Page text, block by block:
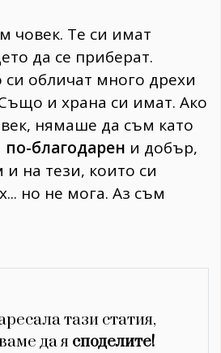
човек. Те си имат
да се приберат.
си обличат много дрехи
и храна си имат. Ако
нямаше да съм като
по-благодарен и добър,
на тези, които си
но не мога. Аз съм
тази статия,
да я споделите!